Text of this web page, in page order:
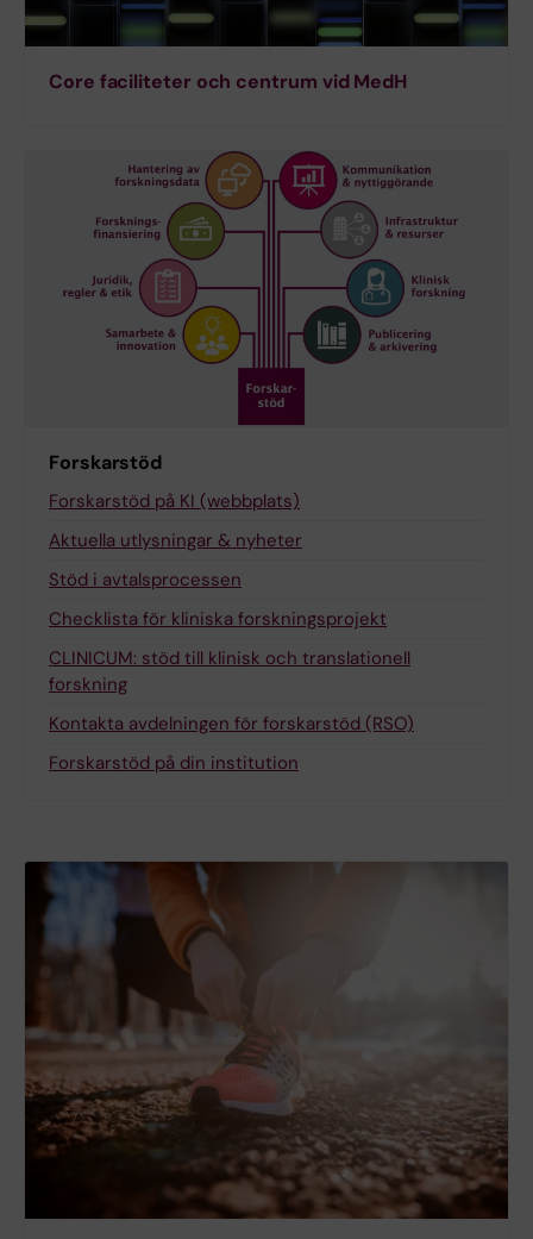
Core faciliteter och centrum vid MedH
Forskarstöd
Forskarstöd på KI (webbplats)
Aktuella utlysningar & nyheter
Stöd i avtalsprocessen
Checklista för kliniska forskningsprojekt
CLINICUM: stöd till klinisk och translationell
forskning
Kontakta avdelningen för forskarstöd (RSO)
Forskarstöd på din institution